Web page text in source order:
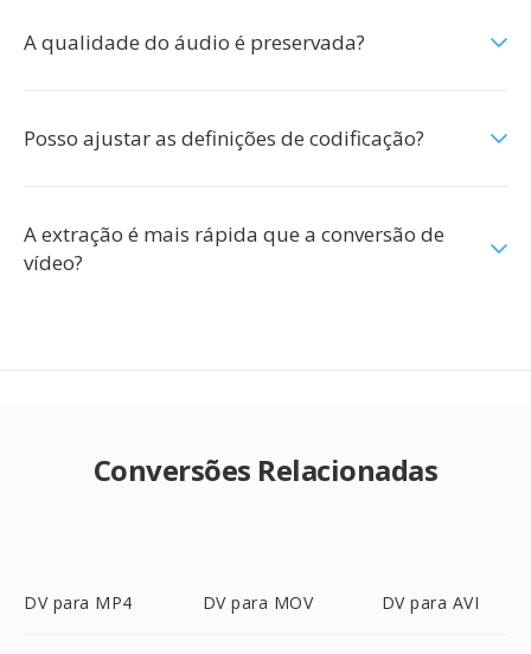
A qualidade do áudio é preservada?
Posso ajustar as definições de codificação?
A extração é mais rápida que a conversão de
vídeo?
Conversões Relacionadas
DV para MP4 DV para MOV DV para AVI